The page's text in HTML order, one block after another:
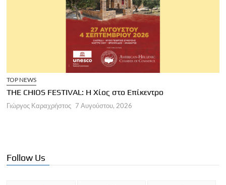
TOP NEWS
THE CHIOS FESTIVAL: Η Χίος στο Επίκεντρο
Γιώργος Καραχρήστος 7 Αυγούστου, 2026
Follow Us